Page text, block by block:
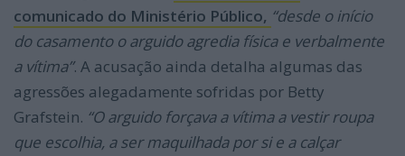
comunicado do Ministério Público, “desde o início
do casamento o arguido agredia física e verbalmente
a vítima”. A acusação ainda detalha algumas das
agressões alegadamente sofridas por Betty
Grafstein. “O arguido forçava a vítima a vestir roupa
que escolhia, a ser maquilhada por si e a calçar